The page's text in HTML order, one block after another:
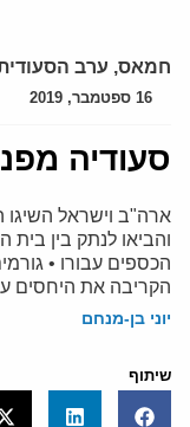
חמאס, ערב
16 ספטמבר, 2019
סעודיה
ארה"ב וישראל
והביאו לנתק בין בית
הכספים עבורו •
הקריבה את היחסים
יוני בן-מנחם
שיתוף